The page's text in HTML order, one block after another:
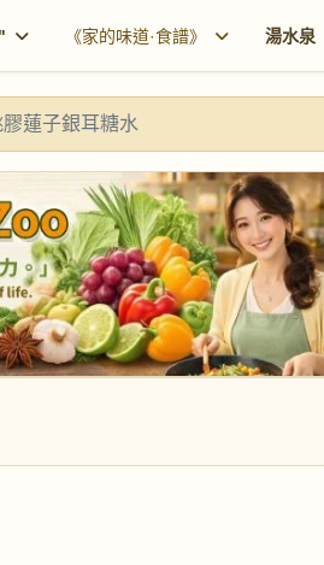
《家的味道·食譜》 湯水泉
膠蓮子銀耳糖水